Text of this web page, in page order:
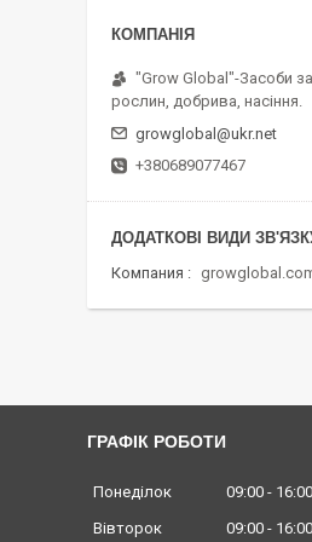
"Grow Global"-Засоби
рослин, добрива, насіння.
growglobal@ukr.net
+380689077467
Компания
ГРАФІК РОБОТИ
Понеділок 09:00
16:00
Вівторок
09:00 16:00